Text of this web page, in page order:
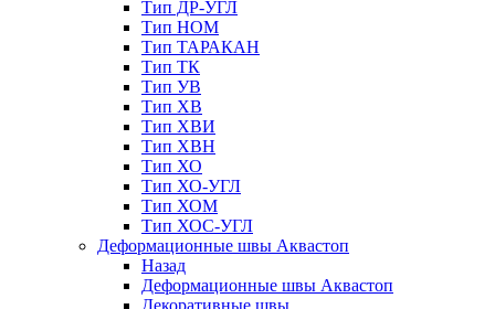
Тип ДР-УГЛ
Тип НОМ
Тип ТАРАКАН
Тип ТК
Тип УВ
Тип ХВ
Тип ХВИ
Тип ХВН
Тип ХО
Тип ХО-УГЛ
Тип ХОМ
Тип ХОС-УГЛ
Деформационные швы Аквастоп
Назад
Деформационные швы Аквастоп
Декоративные швы